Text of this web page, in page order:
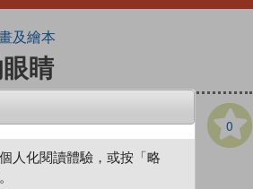
及繪本
睛
0
人化閱讀體驗，或按「略